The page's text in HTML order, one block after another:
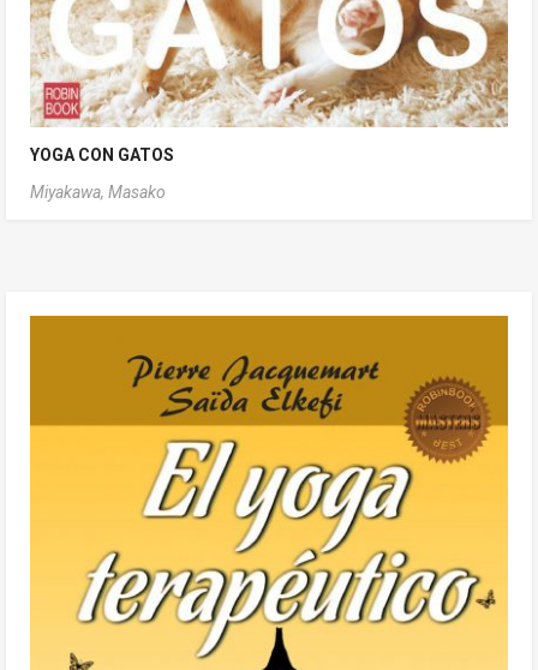
YOGA CON GATOS
Miyakawa, Masako